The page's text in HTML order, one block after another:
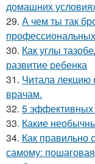
домашних
29. А чем ты так
30. Как углы
развитие ребенка
31. Читала лекцию
врачам.
32. 5 эффективных
33. Какие
34. Как правильно
самому: